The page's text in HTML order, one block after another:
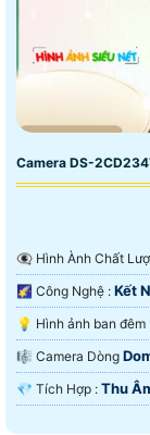
Camera DS-
👁️‍🗨 Hình Ành Chất
🌠 Công Nghệ : Kết
🎼️ Camera Dòng
️💎 Tích Hợp : Thu